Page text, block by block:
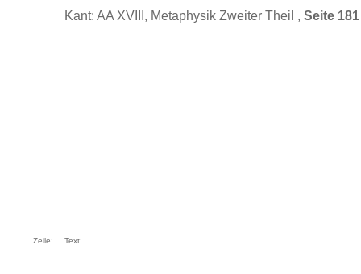
Kant: AA XVIII, Metaphysik Zweiter Theil , Seite 181
Zeile: Text: